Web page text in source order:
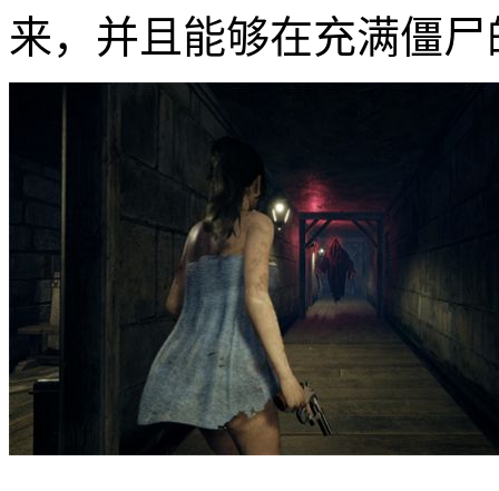
来，并且能够在充满僵